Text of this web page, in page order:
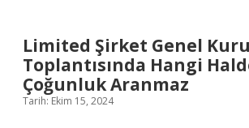
Limited Şirket Genel
Toplantısında Hangi
Çoğunluk Aranmaz
Tarih: Ekim 15, 2024